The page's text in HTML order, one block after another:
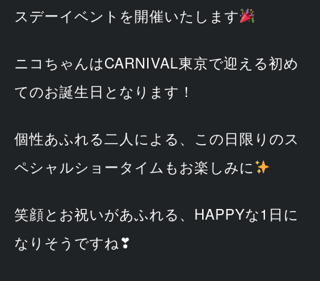
スデーイベントを開催いたします
ニコちゃんはCARNIVAL東京で迎える初め
てのお誕生日となります！
個性あふれる二人による、この日限りのス
ペシャルショータイムもお楽しみに
笑顔とお祝いがあふれる、HAPPYな1日に
なりそうですね❣